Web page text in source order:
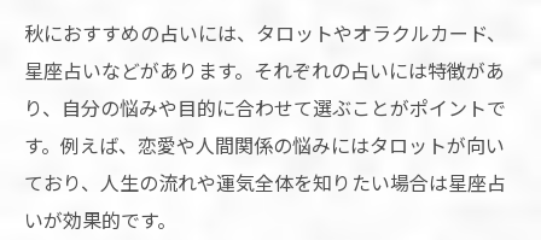
秋におすすめの占いには、タロットやオラクルカード、
星座占いなどがあります。それぞれの占いには特徴があ
り、自分の悩みや目的に合わせて選ぶことがポイントで
す。例えば、恋愛や人間関係の悩みにはタロットが向い
ており、人生の流れや運気全体を知りたい場合は星座占
いが効果的です。